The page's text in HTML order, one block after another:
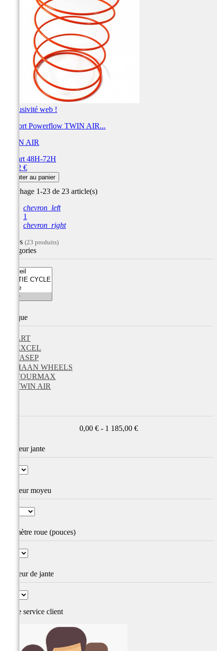
Exclusivité web !
Ressort Powerflow TWIN AIR...
TWIN AIR
Départ 48H-72H
15,62 €
Ajouter au panier
Affichage 1-23 de 23 article(s)
chevron_left
1
chevron_right
Filtres (23 produits)
Catégories
Marque
ART
EXCEL
FASEP
HAAN WHEELS
TOURMAX
TWIN AIR
0,00 € - 1 185,00 €
Couleur jante
Couleur moyeu
Diamètre roue (pouces)
Largeur de jante
Notre service client